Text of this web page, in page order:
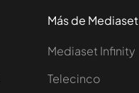
Más de Mediaset
Mediaset Infinity
Telecinco